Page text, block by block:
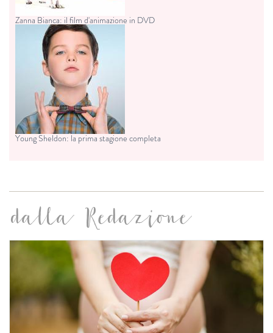
Zanna Bianca: il film d'animazione in DVD
Young Sheldon: la prima stagione completa
dalla Redazione